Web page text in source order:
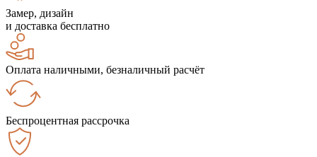
Замер, дизайн
и доставка бесплатно
Оплата наличными, безналичный расчёт
Беспроцентная рассрочка